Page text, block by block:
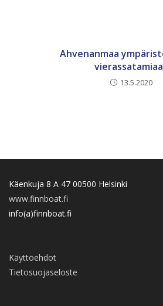
Ahvenanmaa
13.5.2020
Käenkuja 8 A 47 00500 Helsinki
www.finnboat.fi
info(a)finnboat.fi
Käyttöehdot
Tietosuojaseloste